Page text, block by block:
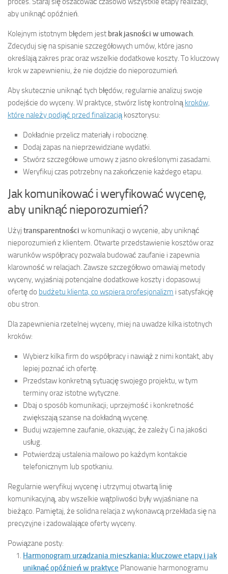
aby uniknąć opóźnień.
Kolejnym istotnym błędem jest brak jasności w umowach.
Zdecyduj się na spisanie szczegółowych umów, które jasno
określają zakres prac oraz wszelkie dodatkowe koszty. To kluczowy
krok w zapewnieniu, że nie dojdzie do nieporozumień.
Aby skutecznie uniknąć tych błędów, regularnie analizuj swoje
podejście do wyceny. W praktyce, stwórz listę kontrolnąkroków,
które należy podjąć przed finalizacjąkosztorysu:
Dokładnie przelicz materiały i robociznę.
Dodaj zapas na nieprzewidziane wydatki.
Stwórz szczegółowe umowy z jasno określonymi zasadami.
Weryfikuj czas potrzebny na zakończenie każdego etapu.
Jak komunikować i weryfikować wycenę,
aby uniknąć nieporozumień?
Użyj transparentności w komunikacji o wycenie, aby uniknąć
nieporozumień z klientem. Otwarte przedstawienie kosztów oraz
warunków współpracy pozwala budować zaufanie i zapewnia
klarowność w relacjach. Zawsze szczegółowo omawiaj metody
wyceny, wyjaśniaj potencjalne dodatkowe koszty i dopasowuj
ofertę do budżetu klienta, co wspiera profesjonalizm i satysfakcję
obu stron.
Dla zapewnienia rzetelnej wyceny, miej na uwadze kilka istotnych
kroków:
Wybierz kilka firm do współpracy i nawiąż z nimi kontakt, aby
lepiej poznać ich ofertę.
Przedstaw konkretną sytuację swojego projektu, w tym
terminy oraz istotne wytyczne.
Dbaj o sposób komunikacji; uprzejmość i konkretność
zwiększają szanse na dokładną wycenę.
Buduj wzajemne zaufanie, okazując, że zależy Ci na jakości
usług.
Potwierdzaj ustalenia mailowo po każdym kontakcie
telefonicznym lub spotkaniu.
Regularnie weryfikuj wycenę i utrzymuj otwartą linię
komunikacyjną, aby wszelkie wątpliwości były wyjaśniane na
bieżąco. Pamiętaj, że solidna relacja z wykonawcą przekłada się na
precyzyjne i zadowalające oferty wyceny.
Powiązane posty:
Harmonogram urządzania mieszkania: kluczowe etapy i jak
uniknąć opóźnień w praktyce Planowanie harmonogramu